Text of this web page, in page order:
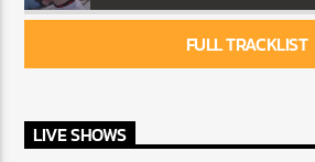
FULL TRACKLIST
LIVE SHOWS